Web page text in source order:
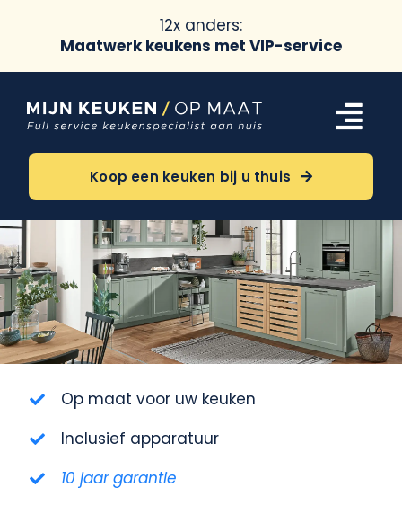
12x anders:
Maatwerk keukens met VIP-service
naar
inhoud
Oriëntatie
Over ons
Meer
Contact
Koop een keuken bij u thuis
Op maat voor uw keuken
Inclusief apparatuur
10 jaar garantie